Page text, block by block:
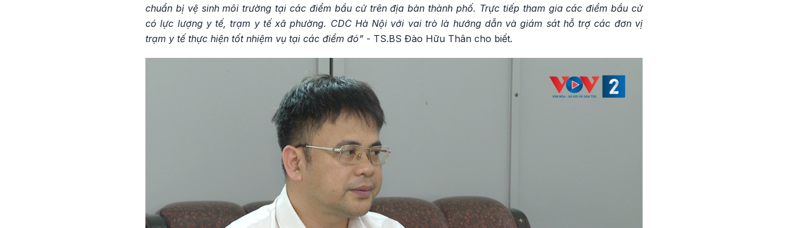
chuẩn bị vệ sinh môi trường tại các điểm bầu cử trên địa bàn thành phố. Trực tiếp tham gia các điểm bầu cử
có lực lượng y tế, trạm y tế xã phường. CDC Hà Nội với vai trò là hướng dẫn và giám sát hỗ trợ các đơn vị
trạm y tế thực hiện tốt nhiệm vụ tại các điểm đó” - TS.BS Đào Hữu Thân cho biết.